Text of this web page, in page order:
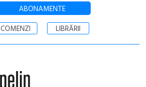
ABONAMENTE
COMENZI
LIBRĂRII